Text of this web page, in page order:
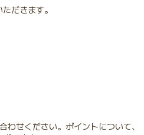
だきます。
わせください。ポイントについて、